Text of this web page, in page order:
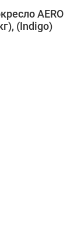
AERO
(Indigo)